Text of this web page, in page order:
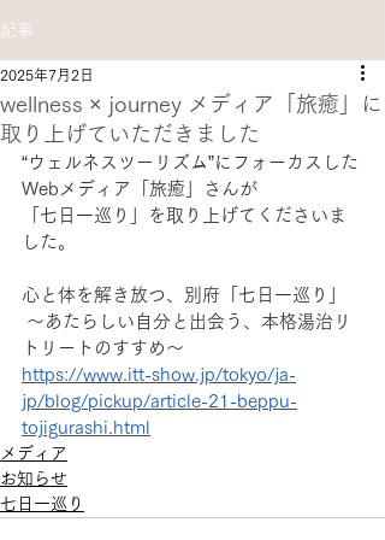
記事
wellness × journey メディア「旅癒」に
取り上げていただきました
2025年7月2日
“ウェルネスツーリズム”にフォーカスした
Webメディア「旅癒」さんが
「七日一巡り」を取り上げてくださいま
した。
心と体を解き放つ、別府「七日一巡り」
〜あたらしい自分と出会う、本格湯治リ
トリートのすすめ～
https://www.itt-show.jp/tokyo/ja-
jp/blog/pickup/article-21-beppu-
tojigurashi.html
メディア
お知らせ
七日一巡り